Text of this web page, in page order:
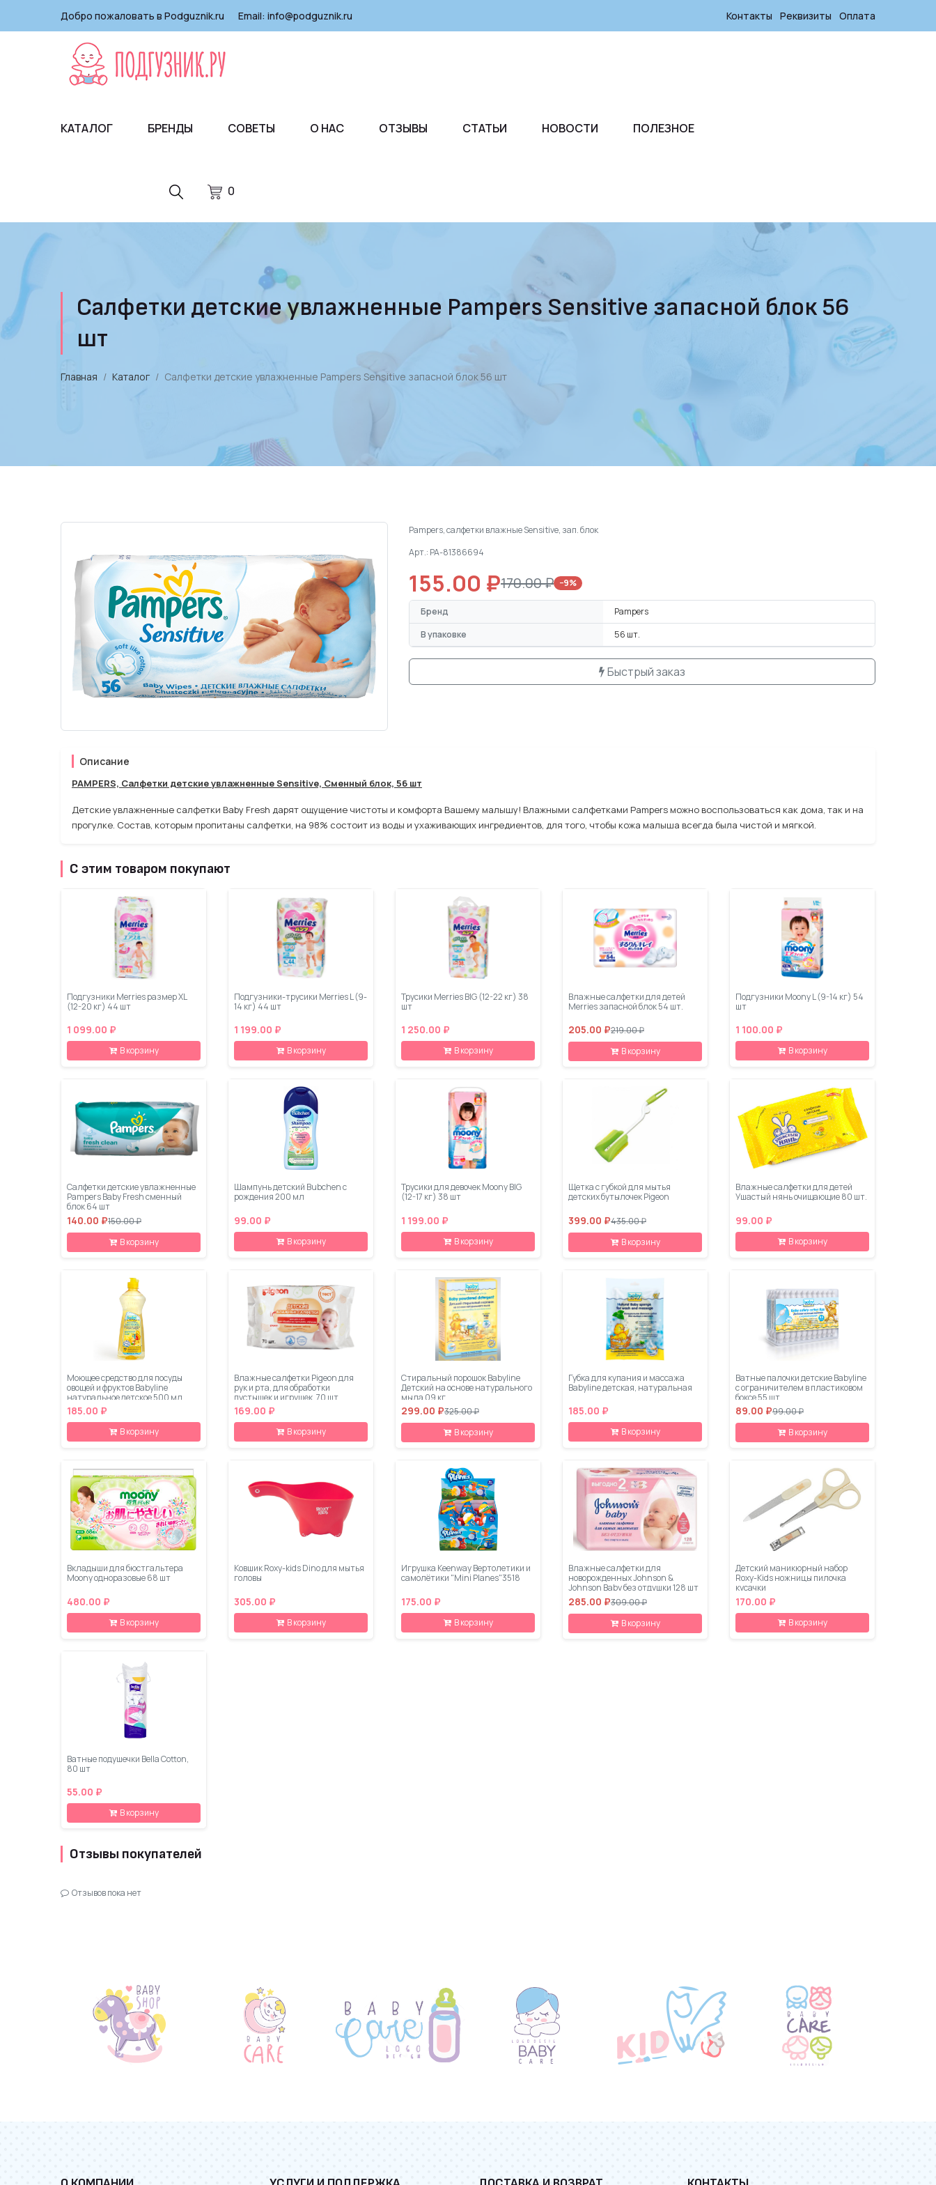
Добро пожаловать в Podguznik.ru Email: info@podguznik.ru Контакты Реквизиты Оплата
0
КАТАЛОГ БРЕНДЫ СОВЕТЫ О НАС ОТЗЫВЫ СТАТЬИ НОВОСТИ ПОЛЕЗНОЕ
Салфетки детские увлажненные Pampers Sensitive запасной блок 56
шт
Главная Каталог Салфетки детские увлажненные Pampers Sensitive запасной блок 56 шт
Pampers, салфетки влажные Sensitive, зап. блок
Арт.: PA-81386694
155.00 ₽170.00 ₽ −9%
Бренд
Pampers
В упаковке
56 шт.
Быстрый заказ
Описание
PAMPERS, Салфетки детские увлажненные Sensitive, Сменный блок, 56 шт
Детские увлажненные салфетки Baby Fresh дарят ощущение чистоты и комфорта Вашему малышу! Влажными салфетками Pampers можно воспользоваться как дома, так и на
прогулке. Состав, которым пропитаны салфетки, на 98% состоит из воды и ухаживающих ингредиентов, для того, чтобы кожа малыша всегда была чистой и мягкой.
С этим товаром покупают
Подгузники Merries размер XL
(12-20 кг) 44 шт
1 099.00 ₽
В корзину
Подгузники-трусики Merries L (9-
14 кг) 44 шт
1 199.00 ₽
В корзину
Трусики Merries BIG (12-22 кг) 38
шт
1 250.00 ₽
В корзину
Влажные салфетки для детей
Merries запасной блок 54 шт.
205.00 ₽219.00 ₽
В корзину
Подгузники Moony L (9-14 кг) 54
шт
1 100.00 ₽
В корзину
Салфетки детские увлажненные
Pampers Baby Fresh сменный
блок 64 шт
140.00 ₽150.00 ₽
В корзину
Шампунь детский Bubchen с
рождения 200 мл
99.00 ₽
В корзину
Трусики для девочек Moony BIG
(12-17 кг) 38 шт
1 199.00 ₽
В корзину
Щетка с губкой для мытья
детских бутылочек Pigeon
399.00 ₽435.00 ₽
В корзину
Влажные салфетки для детей
Ушастый нянь очищающие 80 шт.
99.00 ₽
В корзину
Моющее средство для посуды
овощей и фруктов Babyline
натуральное детское 500 мл
185.00 ₽
В корзину
Влажные салфетки Pigeon для
рук и рта, для обработки
пустышек и игрушек, 70 шт
169.00 ₽
В корзину
Стиральный порошок Babyline
Детский на основе натурального
мыла 09 кг
299.00 ₽325.00 ₽
В корзину
Губка для купания и массажа
Babyline детская, натуральная
185.00 ₽
В корзину
Ватные палочки детские Babyline
с ограничителем в пластиковом
боксе 55 шт
89.00 ₽99.00 ₽
В корзину
Вкладыши для бюстгальтера
Moony одноразовые 68 шт
480.00 ₽
В корзину
Ковшик Roxy-kids Dino для мытья
головы
305.00 ₽
В корзину
Игрушка Keenway Вертолетики и
самолётики "Mini Planes"3518
175.00 ₽
В корзину
Влажные салфетки для
новорожденных Johnson &
Johnson Baby без отдушки 128 шт
285.00 ₽309.00 ₽
В корзину
Детский маникюрный набор
Roxy-Kids ножницы пилочка
кусачки
170.00 ₽
В корзину
Ватные подушечки Bella Cotton,
80 шт
55.00 ₽
В корзину
Отзывы покупателей
Отзывов пока нет